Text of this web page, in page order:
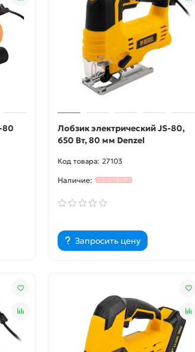
80
Лобзик электрический JS-80,
650 Вт, 80 мм Denzel
27103
Запросить цену